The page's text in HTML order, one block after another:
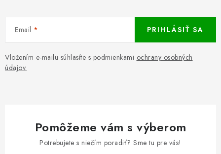
Email
Vložením e-mailu súhlasíte s podmienkami ochrany osobných
údajov.
PRIHLÁSIŤ SA
Pomôžeme vám s výberom
Potrebujete s niečím poradiť? Sme tu pre vás!